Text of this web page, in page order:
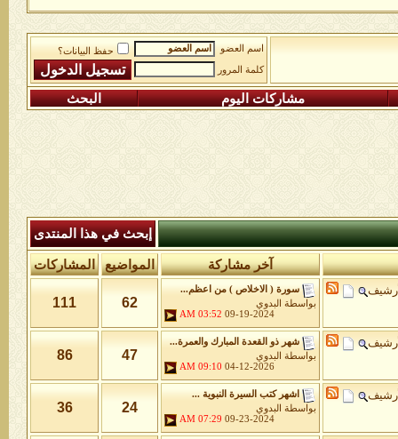
اسم العضو
حفظ البيانات؟
كلمة المرور
مشاركات اليوم البحث
إبحث في هذا المنتدى
آخر مشاركة المواضيع المشاركات
سورة ( الاخلاص ) من اعظم...
بواسطة
البدوي
09-19-2024
03:52 AM
62
111
شهر ذو القعدة المبارك والعمرة...
بواسطة
البدوي
04-12-2026
09:10 AM
47
86
اشهر كتب السيرة النبوية ...
بواسطة
البدوي
09-23-2024
07:29 AM
24
36